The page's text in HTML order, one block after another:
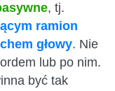
, tj.
ramion
głowy. Nie
lub po nim.
być tak